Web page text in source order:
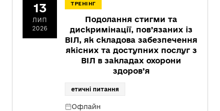
13
ЛИП
2026
ТРЕНІНГ
Подолання стигми та
дискримінації, пов’язаних із
ВІЛ, як складова забезпечення
якісних та доступних послуг з
ВІЛ в закладах охорони
здоров’я
етичні питання
Офлайн